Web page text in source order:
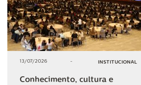
13/07/2026 - INSTITUCIONAL
Conhecimento, cultura e